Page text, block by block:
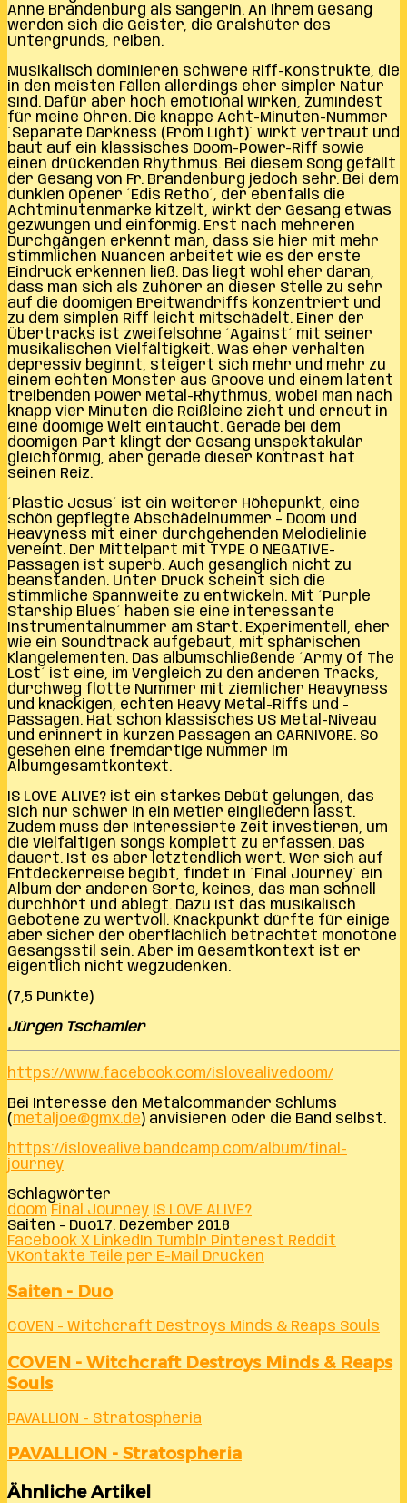
Anne Brandenburg als Sängerin. An ihrem Gesang
werden sich die Geister, die Gralshüter des
Untergrunds, reiben.
Musikalisch dominieren schwere Riff-Konstrukte, die
in den meisten Fällen allerdings eher simpler Natur
sind. Dafür aber hoch emotional wirken, zumindest
für meine Ohren. Die knappe Acht-Minuten-Nummer
´Separate Darkness (From Light)´ wirkt vertraut und
baut auf ein klassisches Doom-Power-Riff sowie
einen drückenden Rhythmus. Bei diesem Song gefällt
der Gesang von Fr. Brandenburg jedoch sehr. Bei dem
dunklen Opener ´Edis Retho´, der ebenfalls die
Achtminutenmarke kitzelt, wirkt der Gesang etwas
gezwungen und einförmig. Erst nach mehreren
Durchgängen erkennt man, dass sie hier mit mehr
stimmlichen Nuancen arbeitet wie es der erste
Eindruck erkennen ließ. Das liegt wohl eher daran,
dass man sich als Zuhörer an dieser Stelle zu sehr
auf die doomigen Breitwandriffs konzentriert und
zu dem simplen Riff leicht mitschädelt. Einer der
Übertracks ist zweifelsohne ´Against´ mit seiner
musikalischen Vielfältigkeit. Was eher verhalten
depressiv beginnt, steigert sich mehr und mehr zu
einem echten Monster aus Groove und einem latent
treibenden Power Metal-Rhythmus, wobei man nach
knapp vier Minuten die Reißleine zieht und erneut in
eine doomige Welt eintaucht. Gerade bei dem
doomigen Part klingt der Gesang unspektakulär
gleichförmig, aber gerade dieser Kontrast hat
seinen Reiz.
´Plastic Jesus´ ist ein weiterer Höhepunkt, eine
schön gepflegte Abschädelnummer – Doom und
Heavyness mit einer durchgehenden Melodielinie
vereint. Der Mittelpart mit TYPE O NEGATIVE-
Passagen ist superb. Auch gesanglich nicht zu
beanstanden. Unter Druck scheint sich die
stimmliche Spannweite zu entwickeln. Mit ´Purple
Starship Blues´ haben sie eine interessante
Instrumentalnummer am Start. Experimentell, eher
wie ein Soundtrack aufgebaut, mit sphärischen
Klangelementen. Das albumschließende ´Army Of The
Lost´ ist eine, im Vergleich zu den anderen Tracks,
durchweg flotte Nummer mit ziemlicher Heavyness
und knackigen, echten Heavy Metal-Riffs und -
Passagen. Hat schon klassisches US Metal-Niveau
und erinnert in kurzen Passagen an CARNIVORE. So
gesehen eine fremdartige Nummer im
Albumgesamtkontext.
IS LOVE ALIVE? ist ein starkes Debüt gelungen, das
sich nur schwer in ein Metier eingliedern lässt.
Zudem muss der Interessierte Zeit investieren, um
die vielfältigen Songs komplett zu erfassen. Das
dauert. Ist es aber letztendlich wert. Wer sich auf
Entdeckerreise begibt, findet in ´Final Journey´ ein
Album der anderen Sorte, keines, das man schnell
durchhört und ablegt. Dazu ist das musikalisch
Gebotene zu wertvoll. Knackpunkt dürfte für einige
aber sicher der oberflächlich betrachtet monotone
Gesangsstil sein. Aber im Gesamtkontext ist er
eigentlich nicht wegzudenken.
(7,5 Punkte)
Jürgen Tschamler
https://www.facebook.com/islovealivedoom/
Bei Interesse den Metalcommander Schlums
(metaljoe@gmx.de) anvisieren oder die Band selbst.
https://islovealive.bandcamp.com/album/final-
journey
Schlagwörter
doom Final Journey IS LOVE ALIVE?
Saiten - Duo17. Dezember 2018
Facebook X LinkedIn Tumblr Pinterest Reddit
VKontakte Teile per E-Mail Drucken
Saiten - Duo
COVEN - Witchcraft Destroys Minds & Reaps Souls
COVEN - Witchcraft Destroys Minds & Reaps
Souls
PAVALLION - Stratospheria
PAVALLION - Stratospheria
Ähnliche Artikel